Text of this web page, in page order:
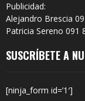
Publicidad:
Alejandro Brescia
Patricia Sereno 091
SUSCRÍBETE A
[ninja_form id=’1′]